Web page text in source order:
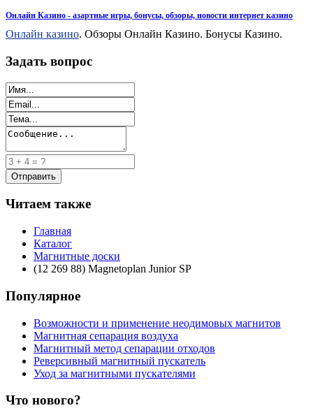
Онлайн Казино - азартные игры, бонусы, обзоры, новости интернет казино
Онлайн казино. Обзоры Онлайн Казино. Бонусы Казино.
Задать вопрос
Читаем также
Главная
Каталог
Магнитные доски
(12 269 88) Magnetoplan Junior SP
Популярное
Возможности и применение неодимовых магнитов
Магнитная сепарация воздуха
Магнитный метод сепарации отходов
Реверсивный магнитный пускатель
Уход за магнитными пускателями
Что нового?